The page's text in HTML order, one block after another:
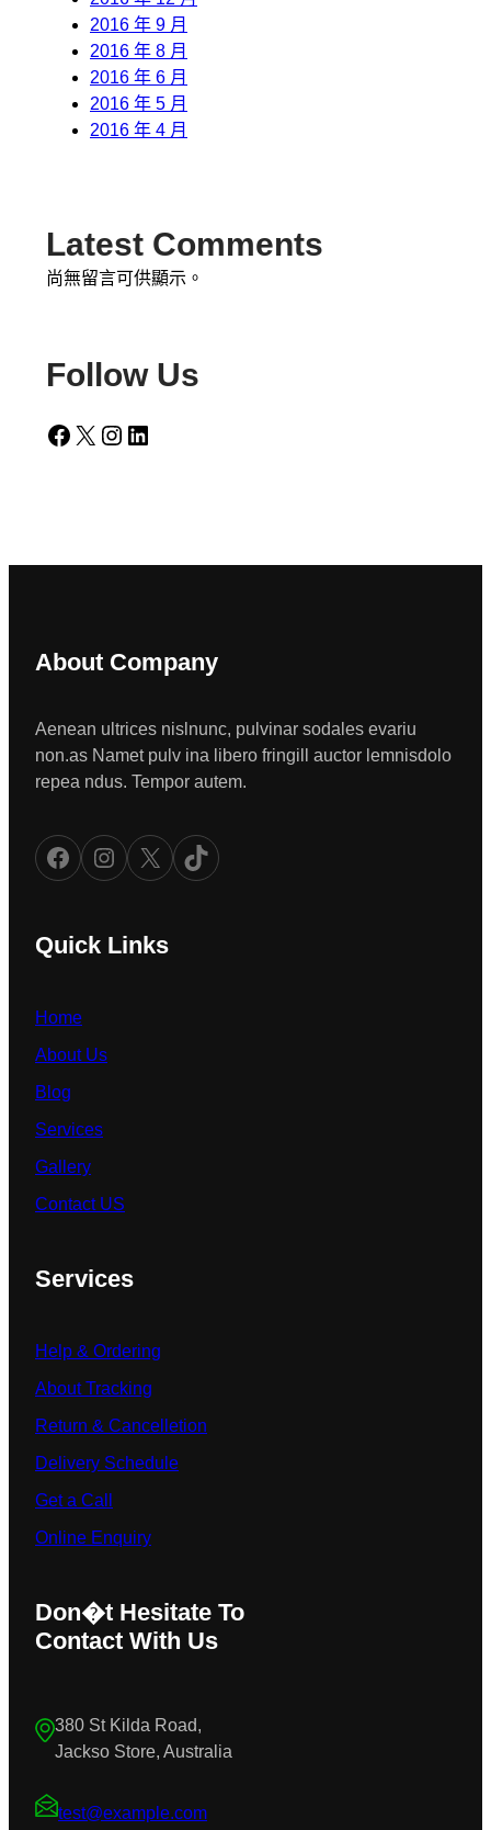
2016 年 9 月
2016 年 8 月
2016 年 6 月
2016 年 5 月
2016 年 4 月
Latest Comments
尚無留言可供顯示。
Follow Us
Facebook X Instagram LinkedIn
About Company
Aenean ultrices nislnunc, pulvinar sodales evariu
non.as Namet pulv ina libero fringill auctor lemnisdolo
repea ndus. Tempor autem.
Facebook Instagram X TikTok
Quick Links
Home
About Us
Blog
Services
Gallery
Contact US
Services
Help & Ordering
About Tracking
Return & Cancelletion
Delivery Schedule
Get a Call
Online Enquiry
Don�t Hesitate To
Contact With Us
380 St Kilda Road,
Jackso Store, Australia
test@example.com